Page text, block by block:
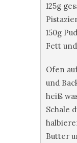
125g
150g
Fett
Ofen
und
heiß
Schale
Butter